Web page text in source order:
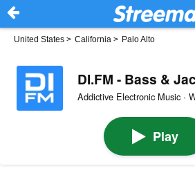
United States > California > Palo Alto
DI.FM - Bass &
Addictive Electronic Music ·
Play